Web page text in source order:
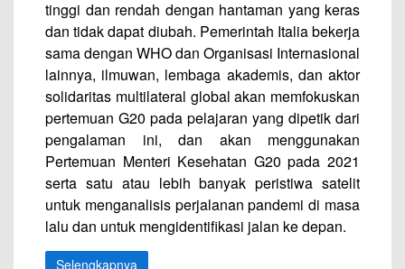
tinggi dan rendah dengan hantaman yang keras
dan tidak dapat diubah. Pemerintah Italia bekerja
sama dengan WHO dan Organisasi Internasional
lainnya, ilmuwan, lembaga akademis, dan aktor
solidaritas multilateral global akan memfokuskan
pertemuan G20 pada pelajaran yang dipetik dari
pengalaman ini, dan akan menggunakan
Pertemuan Menteri Kesehatan G20 pada 2021
serta satu atau lebih banyak peristiwa satelit
untuk menganalisis perjalanan pandemi di masa
lalu dan untuk mengidentifikasi jalan ke depan.
Selengkapnya